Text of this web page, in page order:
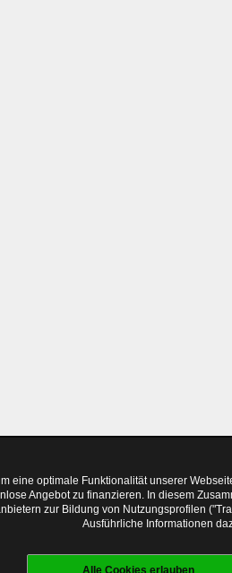
eine optimale Funktionalität unserer
Angebot zu finanzieren. In diesem
zur Bildung von Nutzungsprofilen
Ausführliche Informationen
Alle Cookies erlauben